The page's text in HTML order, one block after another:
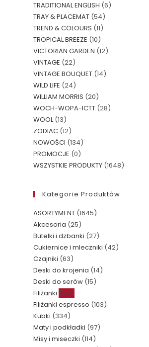
TRADITIONAL ENGLISH (6)
TRAY & PLACEMAT (54)
TREND & COLOURS (11)
TROPICAL BREEZE (10)
VICTORIAN GARDEN (12)
VINTAGE (22)
VINTAGE BOUQUET (14)
WILD LIFE (24)
WILLIAM MORRIS (20)
WOCH-WOPA-ICTT (28)
WOOL(13)
ZODIAC (12)
NOWOŚCI (134)
PROMOCJE (0)
WSZYSTKIE PRODUKTY (1648)
Kategorie Produktów
ASORTYMENT (1645)
Akcesoria (25)
Butelki i dzbanki (27)
Cukiernice i mleczniki (42)
Czajniki (63)
Deski do krojenia (14)
Deski do serów (15)
Filiżanki (122)
Filiżanki espresso (103)
Kubki (334)
Maty i podkładki (97)
Misy i miseczki (114)